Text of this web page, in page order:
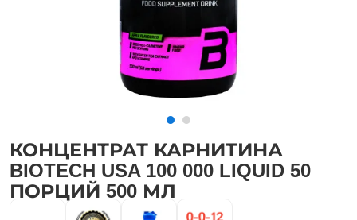
КОНЦЕНТРАТ КАРНИТИНА
BIOTECH USA 100 000 LIQUID 50
ПОРЦИЙ 500 МЛ